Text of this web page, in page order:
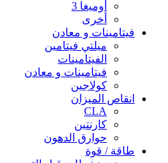
أوميغا 3
أخرى
فيتامينات و معادن
ميلتي فيتامين
الفيتامينات
فيتامينات و معادن
كولاجين
انقاص الميزان
CLA
كارنتين
حوارق الدهون
طاقة / قوة